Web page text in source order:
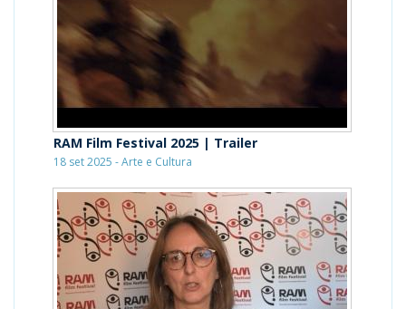
RAM Film Festival 2025 | Trailer
18 set 2025 - Arte e Cultura